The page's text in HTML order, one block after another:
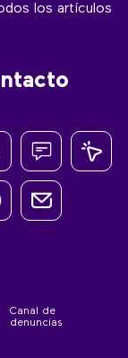
los artículos
Canal de
denuncias